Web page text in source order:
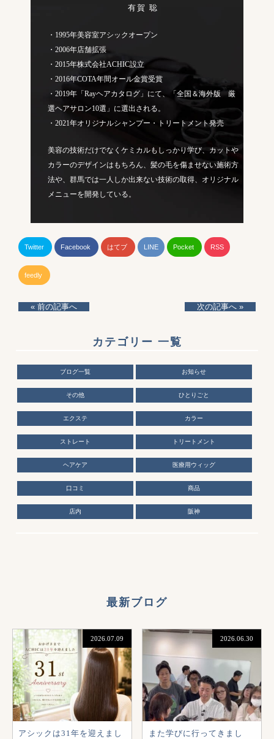
有賀 聡
・1995年美容室アシックオープン
・2006年店舗拡張
・2015年株式会社ACHIC設立
・2016年COTA年間オール金賞受賞
・2019年「Rayヘアカタログ」にて、「全国＆海外版 厳
選ヘアサロン10選」に選出される。
・2021年オリジナルシャンプー・トリートメント発売
美容の技術だけでなくケミカルもしっかり学び、カットや
カラーのデザインはもちろん、髪の毛を傷ませない施術方
法や、群馬では一人しか出来ない技術の取得、オリジナル
メニューを開発している。
Twitter Facebook はてブ LINE Pocket RSS
feedly
« 前の記事へ 次の記事へ »
カテゴリー 一覧
ブログ一覧 お知らせ
その他 ひとりごと
エクステ カラー
ストレート トリートメント
ヘアケア 医療用ウィッグ
口コミ 商品
店内 阪神
最新ブログ
2026.07.09
アシックは31年を迎えまし
2026.06.30
また学びに行ってきまし